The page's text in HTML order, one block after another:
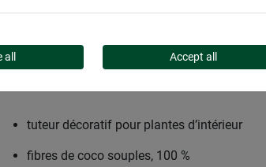
tuteur décoratif pour plantes d’intérieur
fibres de coco souples, 100 %
Accept all